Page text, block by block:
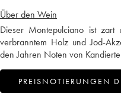
Über den Wein
Dieser Montepulciano ist
verbranntem Holz und Jod-
den Jahren Noten von
PREISNOTIERUNGEN